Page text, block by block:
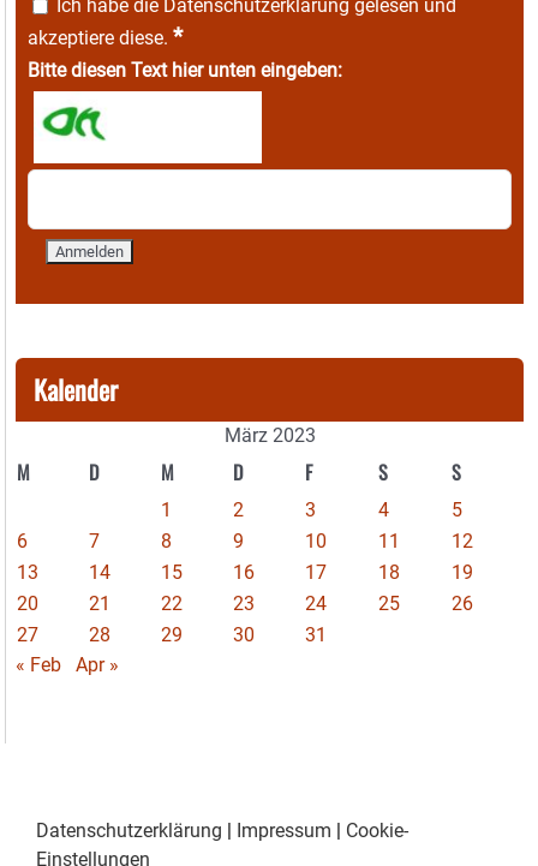
Ich habe die Datenschutzerklärung gelesen und
akzeptiere diese. *
Bitte diesen Text hier unten eingeben:
Kalender
März 2023
M D M D F S S
1 2 3 4
5
6
7 8 9 10 11
12
13
14 15 16 17 18
19
20
21 22 23 24 25
26
27
28 29 30
31
« Feb
Apr »
Datenschutzerklärung Impressum
Cookie-
Einstellungen